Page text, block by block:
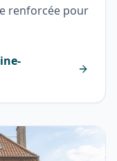
renforcée pour